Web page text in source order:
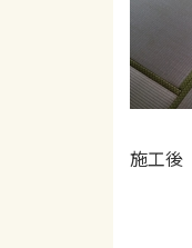
施工後